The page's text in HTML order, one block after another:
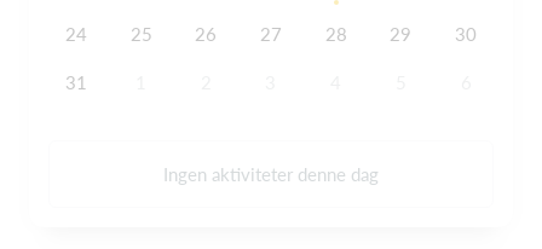
24 25 26 27 28 29 30
31
Ingen aktiviteter denne dag